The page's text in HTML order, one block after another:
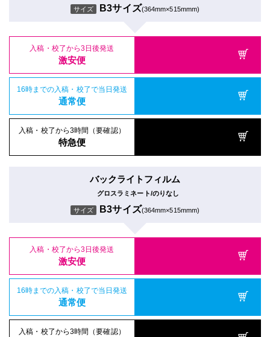
サイズ B3サイズ(364mm×515mmm)
入稿・校了から3日後発送
激安便
16時までの入稿・校了で当日発送
通常便
入稿・校了から3時間（要確認）
特急便
バックライトフィルム
グロスラミネート/のりなし
サイズ B3サイズ(364mm×515mmm)
入稿・校了から3日後発送
激安便
16時までの入稿・校了で当日発送
通常便
入稿・校了から3時間（要確認）